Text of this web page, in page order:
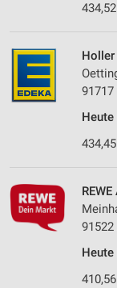
Holler
Heute
Heute